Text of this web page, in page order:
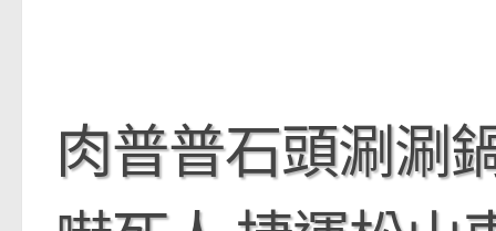
肉普普石頭涮涮